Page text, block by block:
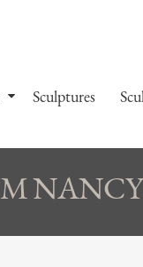
Sculptures